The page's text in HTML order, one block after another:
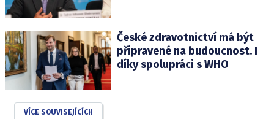
České zdravotnictví má být
připravené na budoucnost. I
díky spolupráci s WHO
VÍCE SOUVISEJÍCÍCH